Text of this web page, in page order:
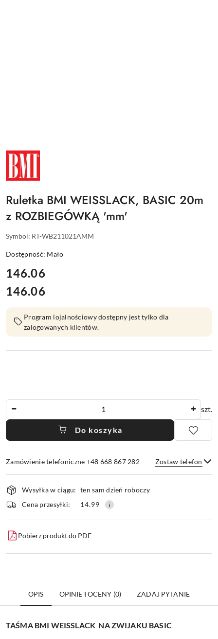
NAZWA
PRODUCENTA:
BMI
Ruletka BMI WEISSLACK, BASIC 20m
z ROZBIEGÓWKĄ 'mm'
Symbol: RT-WB211021AMM
Dostępność: Mało
cena:
146.06
Cena:
146.06
Program lojalnościowy dostępny jest tylko dla
zalogowanych klientów.
szt.
Do koszyka
Zamówienie telefoniczne +48 668 867 282 Zostaw telefon
Wyślij
Dostępność
i
dostawa
Wysyłka w ciągu: ten sam dzień roboczy
Cena przesyłki:
14.99
Pobierz produkt do PDF
OPIS OPINIE I OCENY (0) ZADAJ PYTANIE
TAŚMA BMI WEISSLACK NA ZWIJAKU BASIC